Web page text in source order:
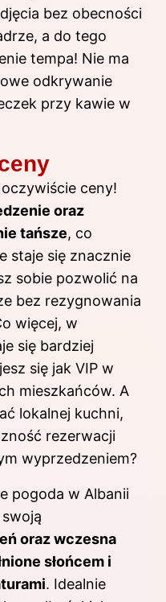
bez obecności
a do tego
tempa! Nie ma
odkrywanie
przy kawie w
ceny!
oraz
tańsze, co
staje się znacznie
sobie pozwolić na
bez rezygnowania
więcej, w
się bardziej
się jak VIP w
mieszkańców. A
lokalnej kuchni,
rezerwacji
wyprzedzeniem?
pogoda w Albanii
oraz wczesna
słońcem i
. Idealnie